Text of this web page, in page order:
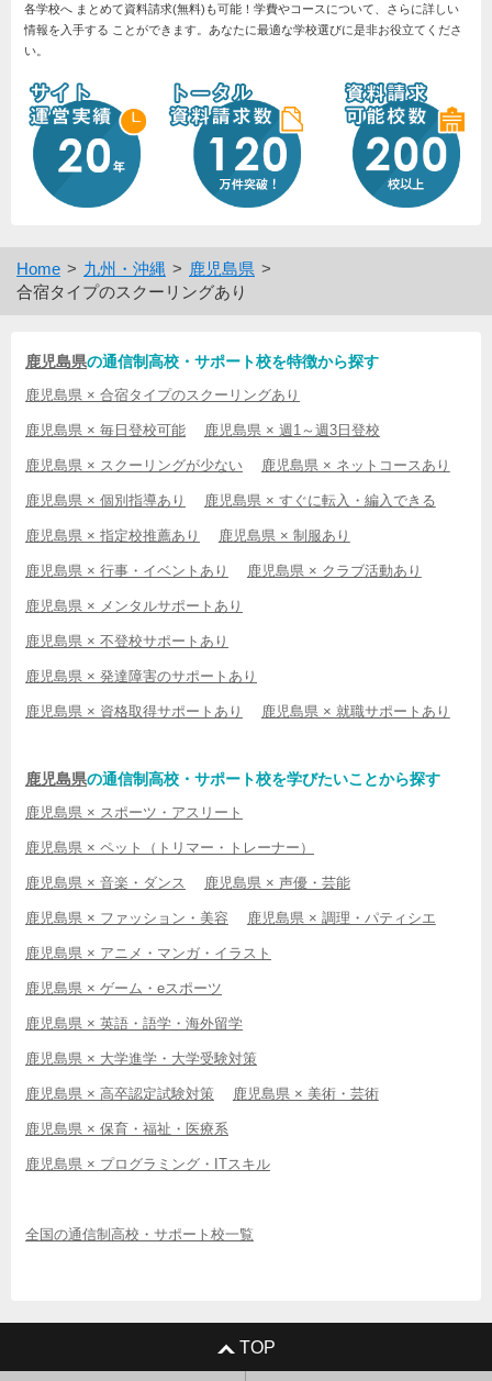
各学校へ まとめて資料請求(無料)も可能！学費やコースについて、さらに詳しい
情報を入手する ことができます。あなたに最適な学校選びに是非お役立てくださ
い。
Home 九州・沖縄
鹿児島県
合宿タイプのスクーリングあり
鹿児島県の通信制高校・サポート校を特徴から探す
鹿児島県 × 合宿タイプのスクーリングあり
鹿児島県 × 毎日登校可能 鹿児島県 × 週1～週3日登校
鹿児島県 × スクーリングが少ない 鹿児島県 × ネットコースあり
鹿児島県 × 個別指導あり 鹿児島県 × すぐに転入・編入できる
鹿児島県 × 指定校推薦あり 鹿児島県 × 制服あり
鹿児島県 × 行事・イベントあり 鹿児島県 × クラブ活動あり
鹿児島県 × メンタルサポートあり
鹿児島県 × 不登校サポートあり
鹿児島県 × 発達障害のサポートあり
鹿児島県 × 資格取得サポートあり 鹿児島県 × 就職サポートあり
鹿児島県の通信制高校・サポート校を学びたいことから探す
鹿児島県 × スポーツ・アスリート
鹿児島県 × ペット（トリマー・トレーナー）
鹿児島県 × 音楽・ダンス 鹿児島県 × 声優・芸能
鹿児島県 × ファッション・美容 鹿児島県 × 調理・パティシエ
鹿児島県 × アニメ・マンガ・イラスト
鹿児島県 × ゲーム・eスポーツ
鹿児島県 × 英語・語学・海外留学
鹿児島県 × 大学進学・大学受験対策
鹿児島県 × 高卒認定試験対策 鹿児島県 × 美術・芸術
鹿児島県 × 保育・福祉・医療系
鹿児島県 × プログラミング・ITスキル
全国の通信制高校・サポート校一覧
TOP